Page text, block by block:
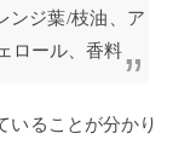
ンジ葉/枝油、ア
ロール、香料
いることが分かり